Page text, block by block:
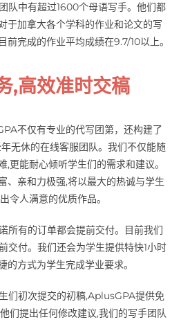
队中有超过1600个母语写手。他们都
于加拿大各个学科的作业和论文的写
前完成的作业平均成绩在9.7/10以上。
,高效准时交稿
不仅有专业的代写团第，还构建了
无休的在线客服团队。我们不仅能随
,更能耐心倾听学生们的需求和建议。
、亲和力极强,将以最大的热诚与学生
令人满意的优质作品。
所有的订单都会提前交付。目前我们
交付。我们还会为学生提供特快1小时
的方式为学生完成学业要求。
们初次提交的初稿,AplusGPA提供免
们提出任何修改建议,我们的写手团队